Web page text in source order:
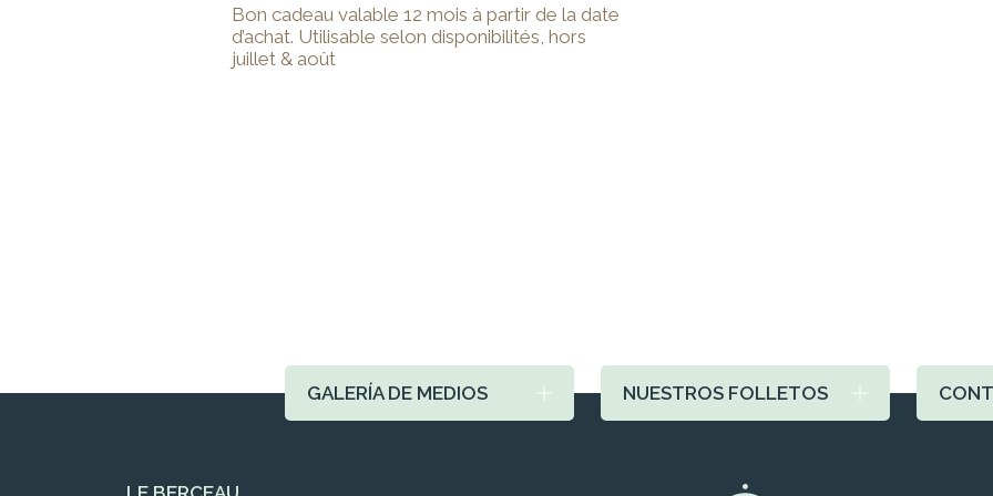
Bon cadeau valable 12 mois à partir de la date
d’achat. Utilisable selon disponibilités, hors
juillet & août
GALERÍA DE MEDIOS NUESTROS FOLLETOS